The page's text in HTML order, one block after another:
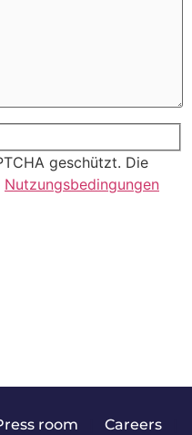
geschützt. Die
Nutzungsbedingungen
room Careers|